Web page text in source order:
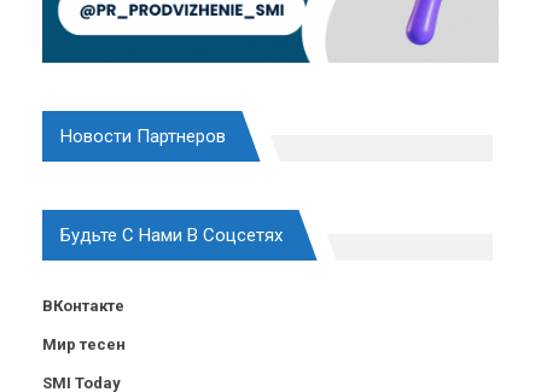
Новости Партнеров
Будьте С Нами В Соцсетях
ВКонтакте
Мир тесен
SMI Today